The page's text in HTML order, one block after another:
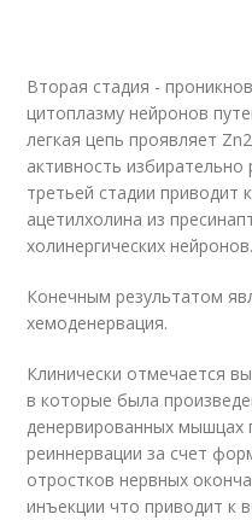
Вторая стадия -
цитоплазму нейронов
легкая цепь проявляет Zn
активность
третьей стадии приводит
ацетилхолина из
холинергических нейронов.
Конечным результатом
хемоденервация.
Клинически отмечается
в которые была
денервированных мышцах
реиннервации за счет
отростков нервных
инъекции что приводит к